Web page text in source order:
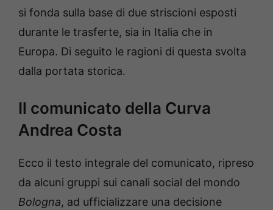
si fonda sulla base di due striscioni esposti
durante le trasferte, sia in Italia che in
Europa. Di seguito le ragioni di questa svolta
dalla portata storica.
Il comunicato della Curva
Andrea Costa
Ecco il testo integrale del comunicato, ripreso
da alcuni gruppi sui canali social del mondo
Bologna, ad ufficializzare una decisione